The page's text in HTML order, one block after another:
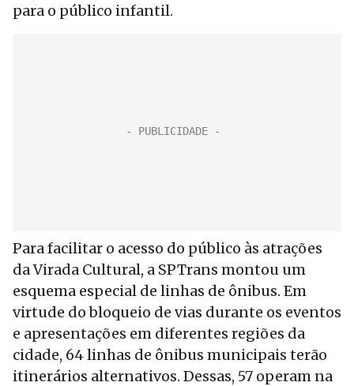
para o público infantil.
Para facilitar o acesso do público às atrações
da Virada Cultural, a SPTrans montou um
esquema especial de linhas de ônibus. Em
virtude do bloqueio de vias durante os eventos
e apresentações em diferentes regiões da
cidade, 64 linhas de ônibus municipais terão
itinerários alternativos. Dessas, 57 operam na